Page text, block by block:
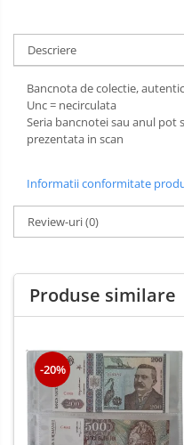
Descriere
Bancnota de colectie,
Unc = necirculata
Seria bancnotei sau anul pot
prezentata in scan
Informatii conformitate
Review-uri(0)
Produse similare
-20%